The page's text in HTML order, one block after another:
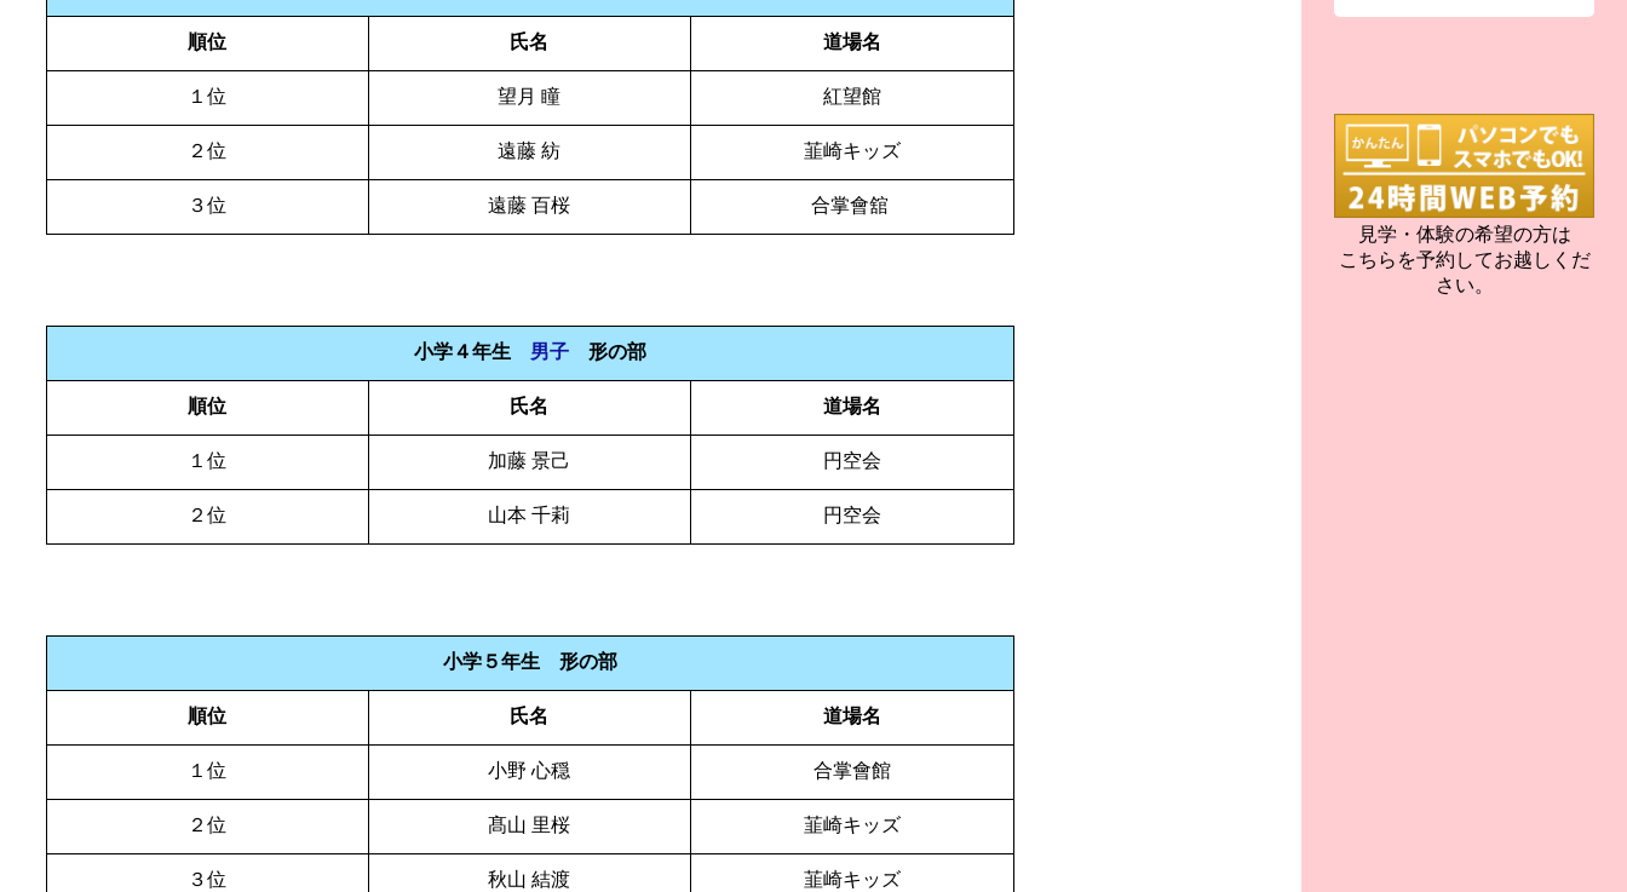
順位 氏名 道場名
１位 望月 瞳 紅望館
２位 遠藤 紡 韮崎キッズ
３位 遠藤 百桜 合掌會舘
小学４年生 男子形の部
順位 氏名 道場名
１位 加藤 景己 円空会
２位 山本 千莉 円空会
小学５年生 形の部
順位 氏名 道場名
１位 小野 心穏 合掌會館
２位 髙山 里桜 韮崎キッズ
３位 秋山 結渡 韮崎キッズ
見学・体験の希望の方は
こちらを予約してお越しくだ
さい。